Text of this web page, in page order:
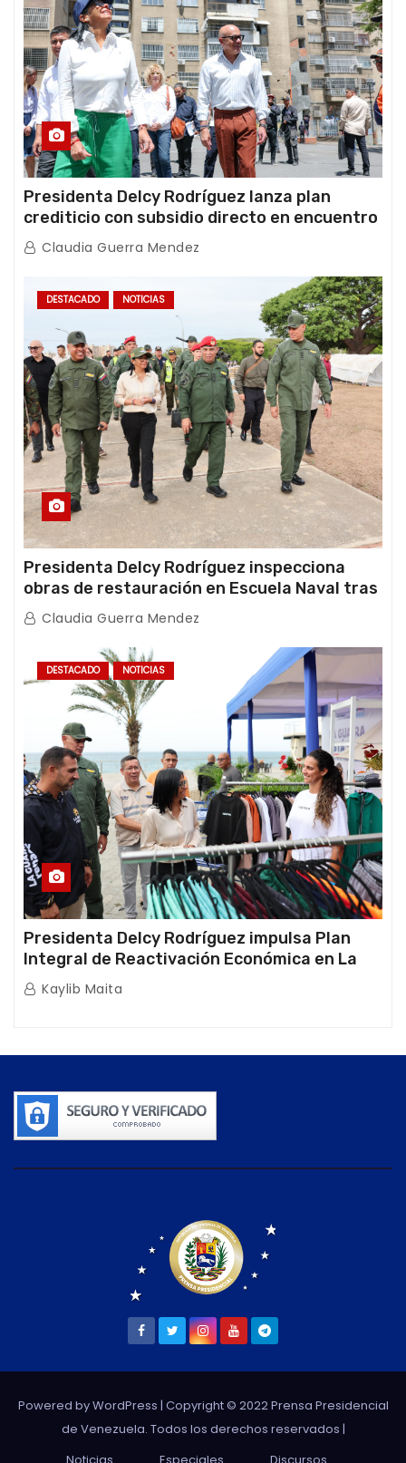
Presidenta Delcy Rodríguez lanza plan
crediticio con subsidio directo en encuentro
con Juntas de Condominio
Claudia Guerra Mendez
DESTACADO NOTICIAS
Presidenta Delcy Rodríguez inspecciona
obras de restauración en Escuela Naval tras
afectaciones sísmicas en La Guaira
Claudia Guerra Mendez
DESTACADO NOTICIAS
Presidenta Delcy Rodríguez impulsa Plan
Integral de Reactivación Económica en La
Guaira
Kaylib Maita
Powered by WordPress | Copyright © 2022 Prensa Presidencial
de Venezuela. Todos los derechos reservados |